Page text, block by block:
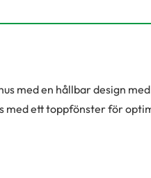
med en hållbar design
med ett toppfönster för